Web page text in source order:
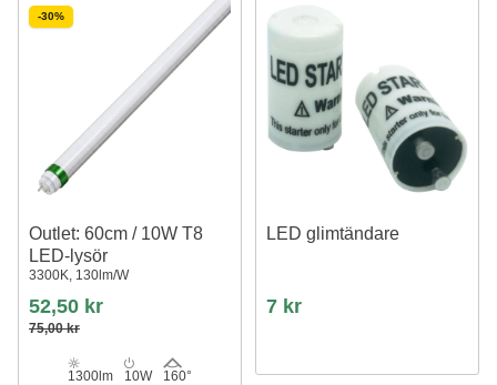
-30%
Outlet: 60cm / 10W T8
LED-lysör
3300K, 130lm/W
52,50 kr
75,00 kr
1300lm 10W 160°
LED glimtändare
7 kr